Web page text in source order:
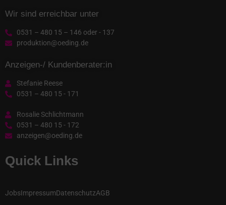
Wir sind erreichbar unter
0531 – 480 15 – 146 oder - 137
produktion@oeding.de
Anzeigen-/ Kundenberater:in
Stefanie Reese
0531 – 480 15 - 171
Rosalie Schlichtmann
0531 – 480 15 - 172
anzeigen@oeding.de
Quick Links
JobsImpressumDatenschutzAGB